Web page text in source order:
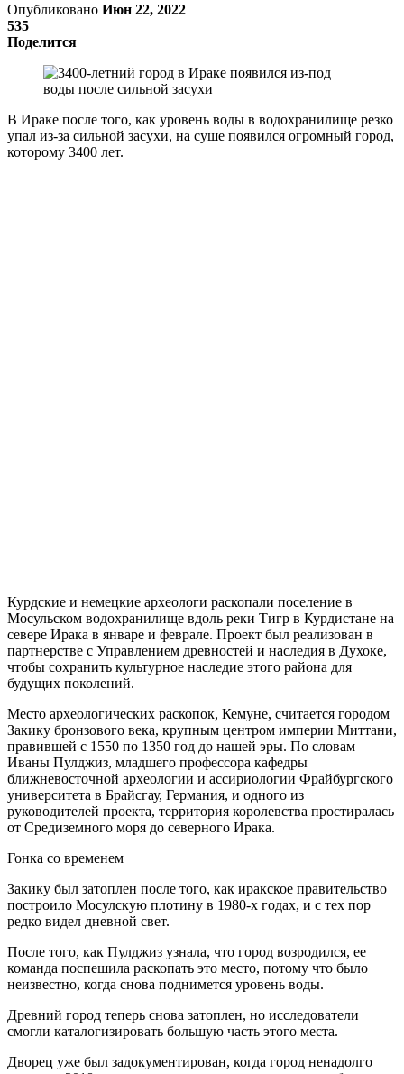
Опубликовано Июн 22, 2022
535
Поделится
В Ираке после того, как уровень воды в водохранилище резко
упал из-за сильной засухи, на суше появился огромный город,
которому 3400 лет.
Курдские и немецкие археологи раскопали поселение в
Мосульском водохранилище вдоль реки Тигр в Курдистане на
севере Ирака в январе и феврале. Проект был реализован в
партнерстве с Управлением древностей и наследия в Духоке,
чтобы сохранить культурное наследие этого района для
будущих поколений.
Место археологических раскопок, Кемуне, считается городом
Закику бронзового века, крупным центром империи Миттани,
правившей с 1550 по 1350 год до нашей эры. По словам
Иваны Пулджиз, младшего профессора кафедры
ближневосточной археологии и ассириологии Фрайбургского
университета в Брайсгау, Германия, и одного из
руководителей проекта, территория королевства простиралась
от Средиземного моря до северного Ирака.
Гонка со временем
Закику был затоплен после того, как иракское правительство
построило Мосулскую плотину в 1980-х годах, и с тех пор
редко видел дневной свет.
После того, как Пулджиз узнала, что город возродился, ее
команда поспешила раскопать это место, потому что было
неизвестно, когда снова поднимется уровень воды.
Древний город теперь снова затоплен, но исследователи
смогли каталогизировать большую часть этого места.
Дворец уже был задокументирован, когда город ненадолго